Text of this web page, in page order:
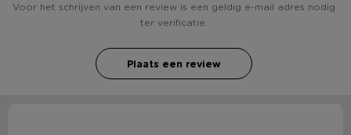
Voor het schrijven van een review is een geldig e-mail adres nodig
ter verificatie.
Plaats een review